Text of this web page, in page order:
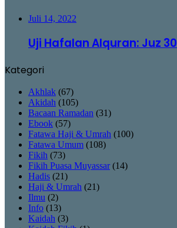
Juli 14, 2022
Uji Hafalan Alquran: Juz 30
Kategori
Akhlak (67)
Akidah (105)
Bacaan Ramadan (31)
Ebook (57)
Fatawa Haji & Umrah (100)
Fatawa Umum (108)
Fikih (73)
Fikih Puasa Muyassar (14)
Hadis (21)
Haji & Umrah (21)
Ilmu (2)
Info (13)
Kaidah (3)